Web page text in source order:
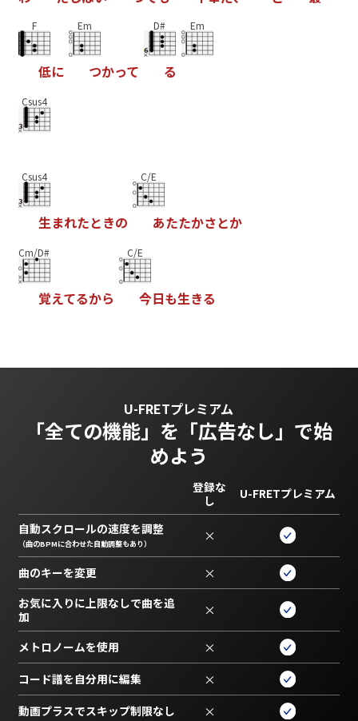
F
低に
Em
つかって
D#
る
Em
Csus4
Csus4
生まれたときの
C/E
あたたかさとか
Cm/D#
覚えてるから
C/E
今日も生きる
U-FRETプレミアム
「全ての機能」を 「広告なし」で始
めよう
登録な
し
U-FRETプレミアム
自動スクロールの速度を調整
（曲のBPMに合わせた自動調整もあり） ×
曲のキーを変更 ×
お気に入りに上限なしで曲を追
加
×
メトロノームを使用 ×
コード譜を自分用に編集 ×
動画プラスでスキップ制限なし ×